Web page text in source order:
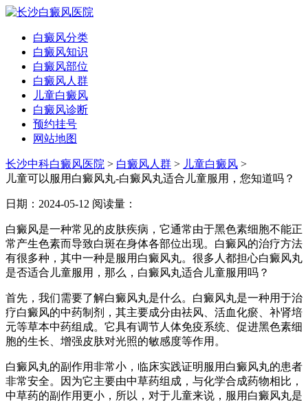
白癜风分类
白癜风知识
白癜风部位
白癜风人群
儿童白癜风
白癜风诊断
预约挂号
网站地图
长沙中科白癜风医院 > 白癜风人群 > 儿童白癜风 >
儿童可以服用白癜风丸-白癜风丸适合儿童服用，您知道吗？
日期：2024-05-12 阅读量：
白癜风是一种常见的皮肤疾病，它通常由于黑色素细胞不能正
常产生色素而导致白斑在身体各部位出现。白癜风的治疗方法
有很多种，其中一种是服用白癜风丸。很多人都担心白癜风丸
是否适合儿童服用，那么，白癜风丸适合儿童服用吗？
首先，我们需要了解白癜风丸是什么。白癜风丸是一种用于治
疗白癜风的中药制剂，其主要成分由祛风、活血化瘀、补肾培
元等草本中药组成。它具有调节人体免疫系统、促进黑色素细
胞的生长、增强皮肤对光照的敏感度等作用。
白癜风丸的副作用非常小，临床实践证明服用白癜风丸的患者
非常安全。因为它主要由中草药组成，与化学合成药物相比，
中草药的副作用更小，所以，对于儿童来说，服用白癜风丸是